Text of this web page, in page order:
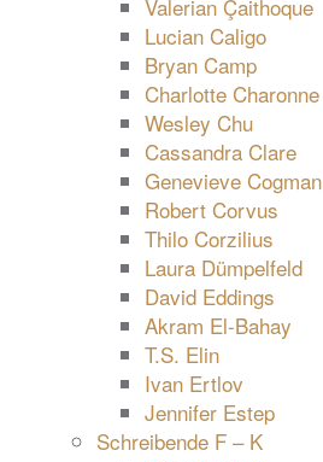
Valerian Çaithoque
Lucian Caligo
Bryan Camp
Charlotte Charonne
Wesley Chu
Cassandra Clare
Genevieve Cogman
Robert Corvus
Thilo Corzilius
Laura Dümpelfeld
David Eddings
Akram El-Bahay
T.S. Elin
Ivan Ertlov
Jennifer Estep
Schreibende F – K